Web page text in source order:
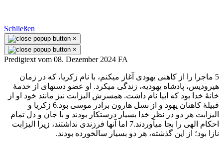
Schließen
×
×
Predigtext vom 08. Dezember 2024 FA
5 ماجرا را از كاهنی يهودی آغاز میكنم، با نام زكريا، كه در زمان
هيروديس، پادشاه يهوديه، زندگی میكرد. او عضو دستهای از خدمهٔ
خانهٔ خدا بود كه ابيا نام داشت. همسرش اليزابت نيز مانند خود او از
قبيلهٔ كاهنان يهود و از نسل هارون برادر موسی بود.6 زكريا و
اليزابت هر دو در نظر خدا بسيار درستكار بودند و با جان و دل تمام
احكام الهی را بجا میآوردند.7 اما آنها فرزندی نداشتند، زيرا اليزابت
نازا بود؛ از اين گذشته، هر دو بسيار سالخورده بودند.